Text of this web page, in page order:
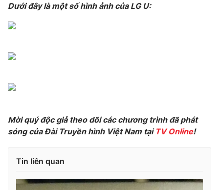
VTV4 Vươn mình bằng AI
VTV9
Liên hệ tòa soạn English
Dưới đây là một số hình ảnh của LG U:
Mời quý độc giả theo dõi các chương trình đã phát
sóng của Đài Truyền hình Việt Nam tại TV Online!
Tin liên quan